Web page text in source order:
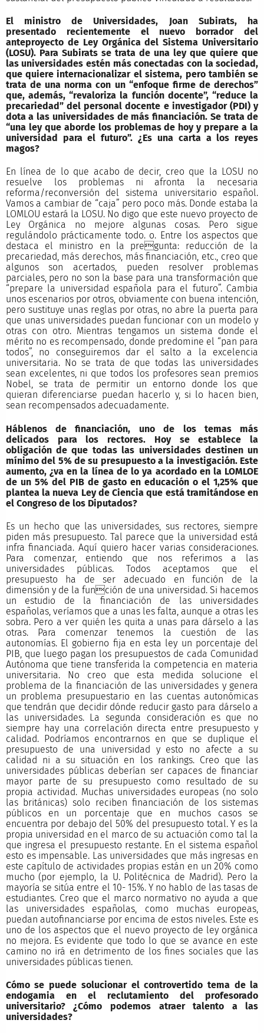
El ministro de Universidades, Joan Subirats, ha
presentado recientemente el nuevo borrador del
anteproyecto de Ley Orgánica del Sistema Universitario
(LOSU). Para Subirats se trata de una ley que quiere que
las universidades estén más conectadas con la sociedad,
que quiere internacionalizar el sistema, pero también se
trata de una norma con un “enfoque firme de derechos”
que, además, “revaloriza la función docente”, “reduce la
precariedad” del personal docente e investigador (PDI) y
dota a las universidades de más financiación. Se trata de
“una ley que aborde los problemas de hoy y prepare a la
universidad para el futuro”. ¿Es una carta a los reyes
magos?
En línea de lo que acabo de decir, creo que la LOSU no
resuelve los problemas ni afronta la necesaria
reforma/reconversión del sistema universitario español.
Vamos a cambiar de “caja” pero poco más. Donde estaba la
LOMLOU estará la LOSU. No digo que este nuevo proyecto de
Ley Orgánica no mejore algunas cosas. Pero sigue
regulándolo prácticamente todo. o. Entre los aspectos que
destaca el ministro en la pregunta: reducción de la
precariedad, más derechos, más financiación, etc., creo que
algunos son acertados, pueden resolver problemas
parciales, pero no son la base para una transformación que
“prepare la universidad española para el futuro”. Cambia
unos escenarios por otros, obviamente con buena intención,
pero sustituye unas reglas por otras, no abre la puerta para
que unas universidades puedan funcionar con un modelo y
otras con otro. Mientras tengamos un sistema donde el
mérito no es recompensado, donde predomine el “pan para
todos”, no conseguiremos dar el salto a la excelencia
universitaria. No se trata de que todas las universidades
sean excelentes, ni que todos los profesores sean premios
Nobel, se trata de permitir un entorno donde los que
quieran diferenciarse puedan hacerlo y, si lo hacen bien,
sean recompensados adecuadamente.
Háblenos de financiación, uno de los temas más
delicados para los rectores. Hoy se establece la
obligación de que todas las universidades destinen un
mínimo del 5% de su presupuesto a la investigación. Este
aumento, ¿va en la línea de lo ya acordado en la LOMLOE
de un 5% del PIB de gasto en educación o el 1,25% que
plantea la nueva Ley de Ciencia que está tramitándose en
el Congreso de los Diputados?
Es un hecho que las universidades, sus rectores, siempre
piden más presupuesto. Tal parece que la universidad está
infra financiada. Aquí quiero hacer varias consideraciones.
Para comenzar, entiendo que nos referimos a las
universidades públicas. Todos aceptamos que el
presupuesto ha de ser adecuado en función de la
dimensión y de la función de una universidad. Si hacemos
un estudio de la financiación de las universidades
españolas, veríamos que a unas les falta, aunque a otras les
sobra. Pero a ver quién les quita a unas para dárselo a las
otras. Para comenzar tenemos la cuestión de las
autonomías. El gobierno fija en esta ley un porcentaje del
PIB, que luego pagan los presupuestos de cada Comunidad
Autónoma que tiene transferida la competencia en materia
universitaria. No creo que esta medida solucione el
problema de la financiación de las universidades y genera
un problema presupuestario en las cuentas autonómicas
que tendrán que decidir dónde reducir gasto para dárselo a
las universidades. La segunda consideración es que no
siempre hay una correlación directa entre presupuesto y
calidad. Podríamos encontrarnos en que se duplique el
presupuesto de una universidad y esto no afecte a su
calidad ni a su situación en los rankings. Creo que las
universidades públicas deberían ser capaces de financiar
mayor parte de su presupuesto como resultado de su
propia actividad. Muchas universidades europeas (no solo
las británicas) solo reciben financiación de los sistemas
públicos en un porcentaje que en muchos casos se
encuentra por debajo del 50% del presupuesto total. Y es la
propia universidad en el marco de su actuación como tal la
que ingresa el presupuesto restante. En el sistema español
esto es impensable. Las universidades que más ingresas en
este capítulo de actividades propias están en un 20% como
mucho (por ejemplo, la U. Politécnica de Madrid). Pero la
mayoría se sitúa entre el 10- 15%. Y no hablo de las tasas de
estudiantes. Creo que el marco normativo no ayuda a que
las universidades españolas, como muchas europeas,
puedan autofinanciarse por encima de estos niveles. Este es
uno de los aspectos que el nuevo proyecto de ley orgánica
no mejora. Es evidente que todo lo que se avance en este
camino no irá en detrimento de los fines sociales que las
universidades públicas tienen.
Cómo se puede solucionar el controvertido tema de la
endogamia en el reclutamiento del profesorado
universitario? ¿Cómo podemos atraer talento a las
universidades?